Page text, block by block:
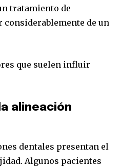
tratamiento de
considerablemente de un
que suelen influir
alineación
dentales presentan el
Algunos pacientes